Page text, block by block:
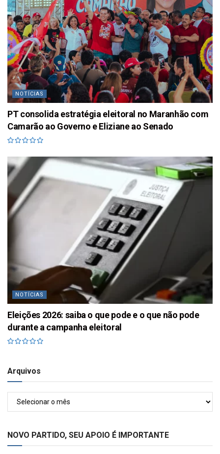
NOTÍCIAS
PT consolida estratégia eleitoral no Maranhão com
Camarão ao Governo e Eliziane ao Senado
NOTÍCIAS
Eleições 2026: saiba o que pode e o que não pode
durante a campanha eleitoral
Arquivos
NOVO PARTIDO, SEU APOIO É IMPORTANTE